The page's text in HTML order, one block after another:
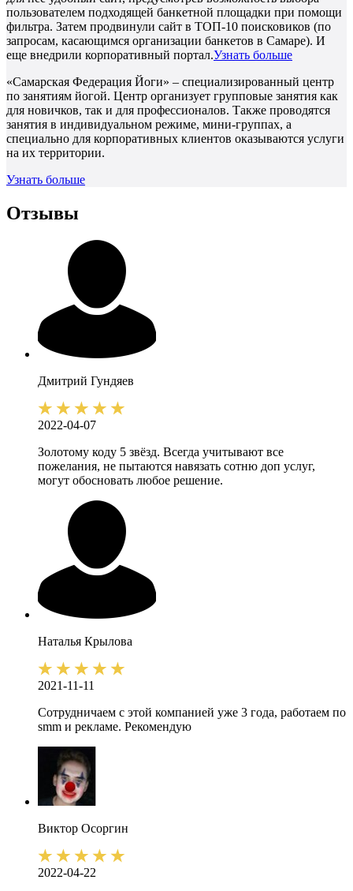
пользователем подходящей банкетной площадки при помощи
фильтра. Затем продвинули сайт в ТОП-10 поисковиков (по
запросам, касающимся организации банкетов в Самаре). И
еще внедрили корпоративный портал.Узнать больше
«Самарская Федерация Йоги» – специализированный центр
по занятиям йогой. Центр организует групповые занятия как
для новичков, так и для профессионалов. Также проводятся
занятия в индивидуальном режиме, мини-группах, а
специально для корпоративных клиентов оказываются услуги
на их территории.
Узнать больше
Отзывы
Дмитрий Гундяев
2022-04-07
Золотому коду 5 звёзд. Всегда учитывают все
пожелания, не пытаются навязать сотню доп услуг,
могут обосновать любое решение.
Наталья Крылова
2021-11-11
Сотрудничаем с этой компанией уже 3 года, работаем по
smm и рекламе. Рекомендую
Виктор Осоргин
2022-04-22